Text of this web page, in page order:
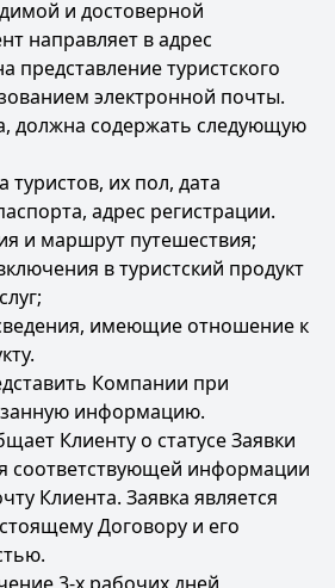
и достоверной
направляет в адрес
представление туристского
электронной почты.
должна содержать следующую
их пол, дата
адрес регистрации.
и маршрут путешествия;
в туристский продукт
имеющие отношение к
Компании при
информацию.
Клиенту о статусе Заявки
соответствующей информации
Клиента. Заявка является
Договору и его